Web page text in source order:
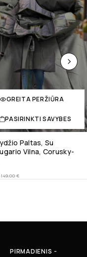
GREITA PERŽIŪRA
PASIRINKTI SAVYBES
Paltas, Su
Vilna, Corusky-
149,00€
PIRMADIENIS -